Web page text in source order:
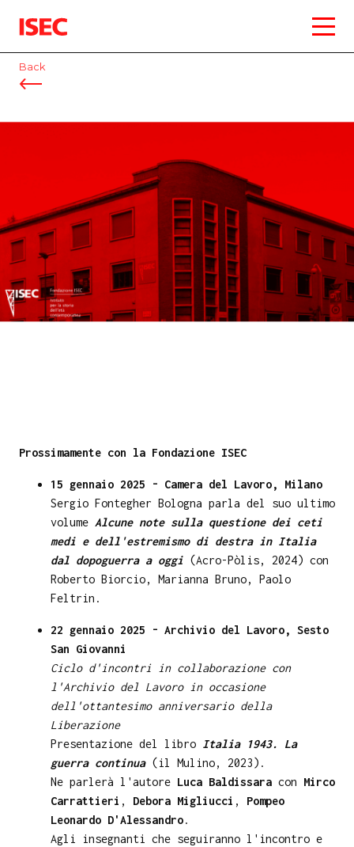
ISEC
Back
Prossimamente con la Fondazione ISEC
15 gennaio 2025 - Camera del Lavoro, Milano
Sergio Fontegher Bologna parla del suo ultimo
volume Alcune note sulla questione dei ceti
medi e dell'estremismo di destra in Italia
dal dopoguerra a oggi (Acro-Pòlis, 2024) con
Roberto Biorcio, Marianna Bruno, Paolo
Feltrin.
22 gennaio 2025 - Archivio del Lavoro, Sesto
San Giovanni
Ciclo d'incontri in collaborazione con
l'Archivio del Lavoro in occasione
dell'ottantesimo anniversario della
Liberazione
Presentazione del libro Italia 1943. La
guerra continua(il Mulino, 2023).
Ne parlerà l'autore Luca Baldissara con Mirco
Carrattieri , Debora Migliucci , Pompeo
Leonardo D'Alessandro.
Agli insegnanti che seguiranno l'incontro e